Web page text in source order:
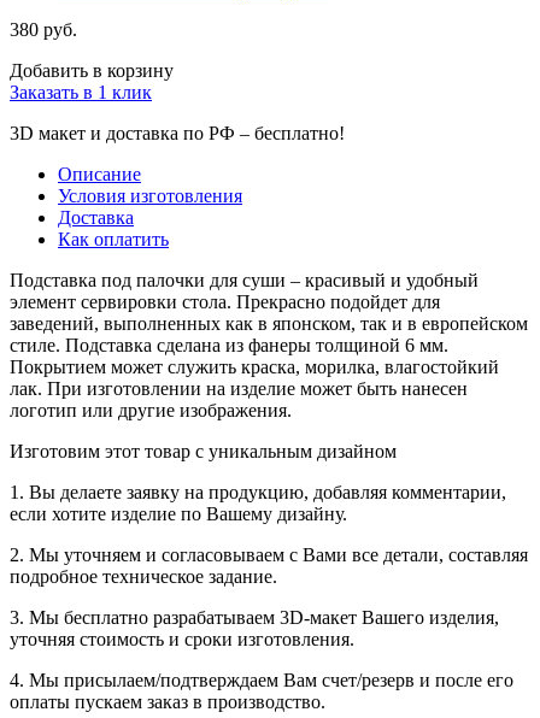
380 руб.
Добавить в корзину
Заказать в 1 клик
3D макет и доставка по РФ – бесплатно!
Описание
Условия изготовления
Доставка
Как оплатить
Подставка под палочки для суши – красивый и удобный
элемент сервировки стола. Прекрасно подойдет для
заведений, выполненных как в японском, так и в европейском
стиле. Подставка сделана из фанеры толщиной 6 мм.
Покрытием может служить краска, морилка, влагостойкий
лак. При изготовлении на изделие может быть нанесен
логотип или другие изображения.
Изготовим этот товар с уникальным дизайном
1. Вы делаете заявку на продукцию, добавляя комментарии,
если хотите изделие по Вашему дизайну.
2. Мы уточняем и согласовываем с Вами все детали, составляя
подробное техническое задание.
3. Мы бесплатно разрабатываем 3D-макет Вашего изделия,
уточняя стоимость и сроки изготовления.
4. Мы присылаем/подтверждаем Вам счет/резерв и после его
оплаты пускаем заказ в производство.